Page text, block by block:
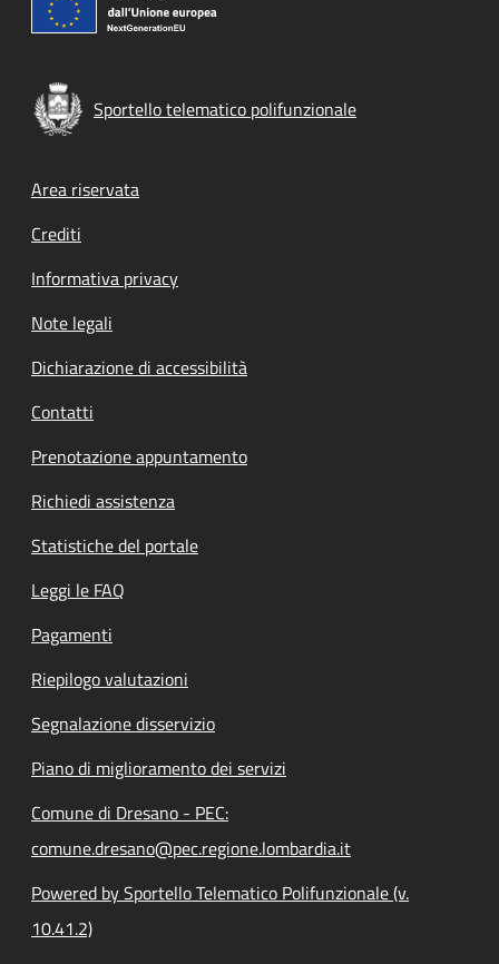
Sportello telematico polifunzionale
Footer menu
Area riservata
Crediti
Informativa privacy
Note legali
Dichiarazione di accessibilità
Contatti
Prenotazione appuntamento
Richiedi assistenza
Statistiche del portale
Leggi le FAQ
Pagamenti
Riepilogo valutazioni
Segnalazione disservizio
Piano di miglioramento dei servizi
Comune di Dresano - PEC:
comune.dresano@pec.regione.lombardia.it
Powered by Sportello Telematico Polifunzionale (v.
10.41.2)